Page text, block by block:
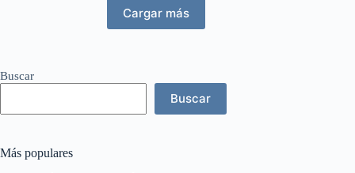
Cargar más
Buscar
Buscar
Más populares